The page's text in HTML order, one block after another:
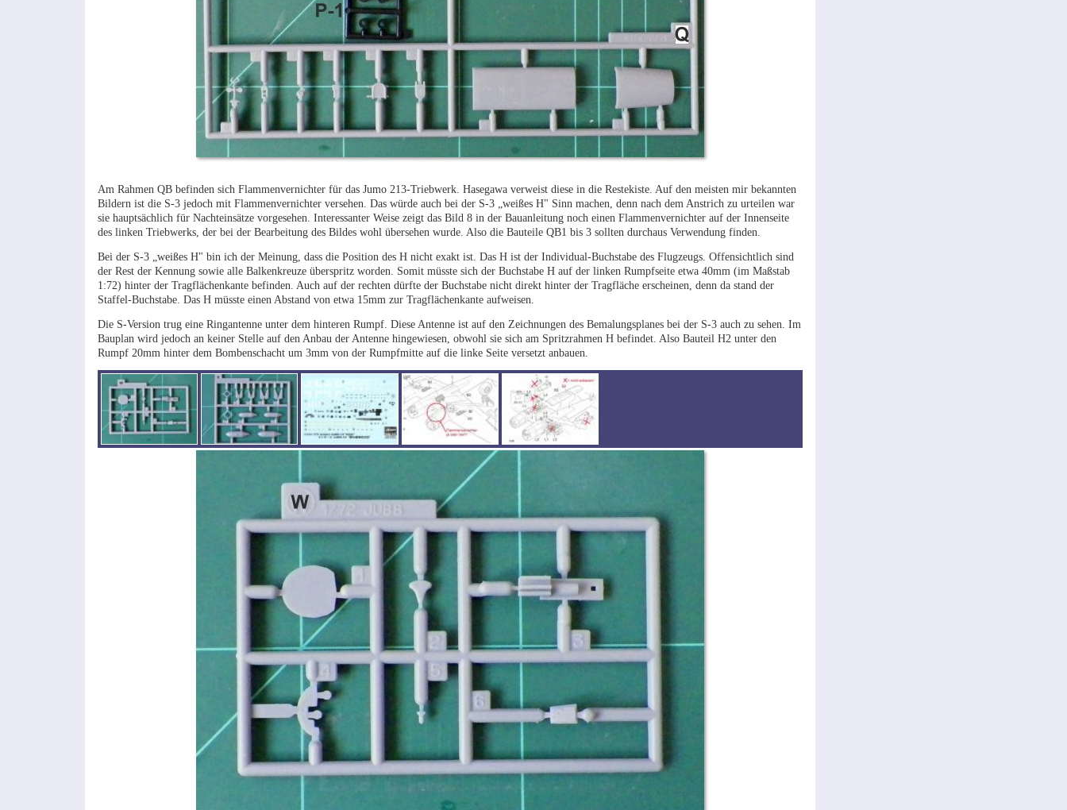
Am Rahmen QB befinden sich Flammenvernichter für das Jumo 213-Triebwerk. Hasegawa verweist diese in die Restekiste. Auf den meisten mir bekannten
Bildern ist die S-3 jedoch mit Flammenvernichter versehen. Das würde auch bei der S-3 „weißes H" Sinn machen, denn nach dem Anstrich zu urteilen war
sie hauptsächlich für Nachteinsätze vorgesehen. Interessanter Weise zeigt das Bild 8 in der Bauanleitung noch einen Flammenvernichter auf der Innenseite
des linken Triebwerks, der bei der Bearbeitung des Bildes wohl übersehen wurde. Also die Bauteile QB1 bis 3 sollten durchaus Verwendung finden.
Bei der S-3 „weißes H" bin ich der Meinung, dass die Position des H nicht exakt ist. Das H ist der Individual-Buchstabe des Flugzeugs. Offensichtlich sind
der Rest der Kennung sowie alle Balkenkreuze überspritz worden. Somit müsste sich der Buchstabe H auf der linken Rumpfseite etwa 40mm (im Maßstab
1:72) hinter der Tragflächenkante befinden. Auch auf der rechten dürfte der Buchstabe nicht direkt hinter der Tragfläche erscheinen, denn da stand der
Staffel-Buchstabe. Das H müsste einen Abstand von etwa 15mm zur Tragflächenkante aufweisen.
Die S-Version trug eine Ringantenne unter dem hinteren Rumpf. Diese Antenne ist auf den Zeichnungen des Bemalungsplanes bei der S-3 auch zu sehen. Im
Bauplan wird jedoch an keiner Stelle auf den Anbau der Antenne hingewiesen, obwohl sie sich am Spritzrahmen H befindet. Also Bauteil H2 unter den
Rumpf 20mm hinter dem Bombenschacht um 3mm von der Rumpfmitte auf die linke Seite versetzt anbauen.